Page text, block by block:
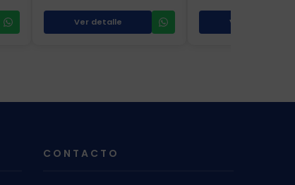
Ver detalle Ver detalle
CONTACTO